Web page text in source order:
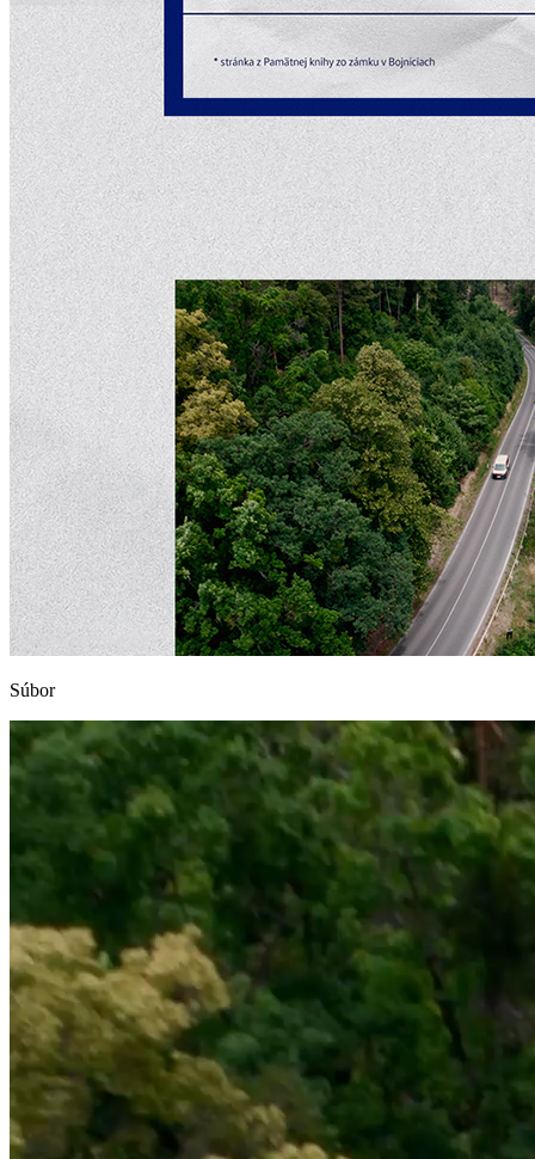
Súbor